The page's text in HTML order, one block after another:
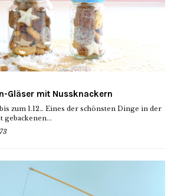
Gläser mit Nussknackern
zum 1.12… Eines der schönsten Dinge in der
gebackenen...